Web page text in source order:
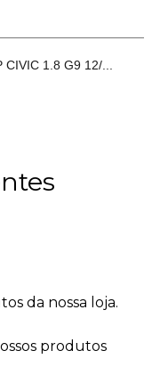
CIVIC 1.8 G9 12/...
da nossa loja.
produtos